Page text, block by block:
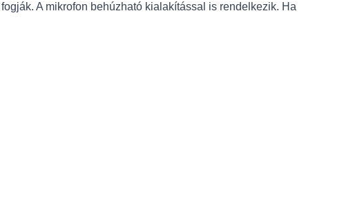
A mikrofon behúzható kialakítással is rendelkezik. Ha